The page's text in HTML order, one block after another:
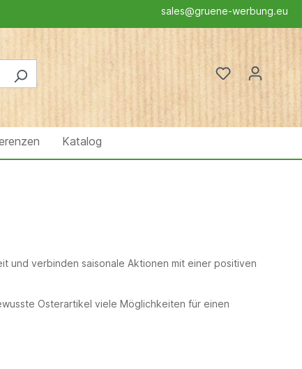
sales@gruene-werbung.eu
Katalog
und verbinden saisonale Aktionen mit einer positiven
Osterartikel viele Möglichkeiten für einen